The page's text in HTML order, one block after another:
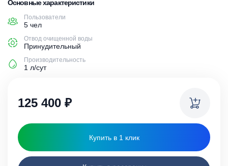
Основные характеристики
Пользователи
5 чел
Отвод очищенной воды
Принудительный
Производительность
1 л/сут
125 400 ₽
Купить в 1 клик